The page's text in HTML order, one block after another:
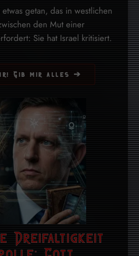
getan, das in westlichen
den Mut einer
Sie hat Israel kritisiert.
Gib mir alles ➔
Dreifaltigkeit